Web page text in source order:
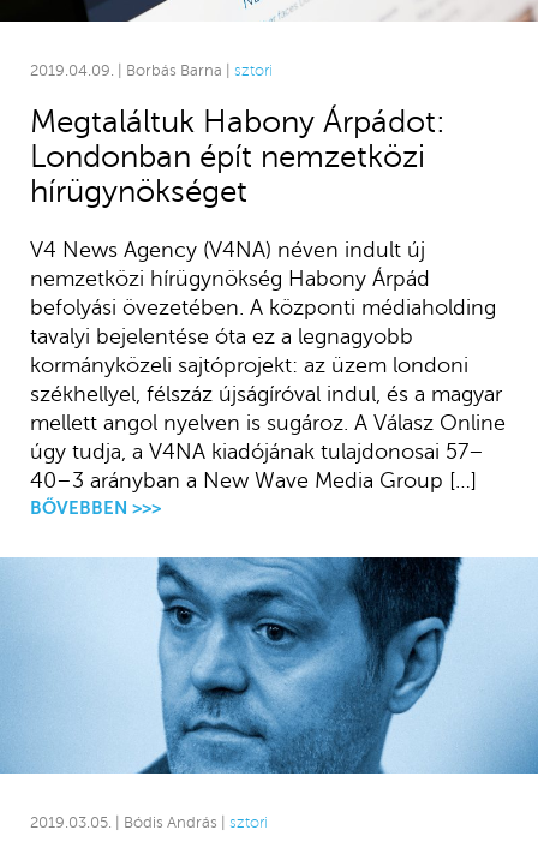
2019.04.09. | Borbás Barna | sztori
Megtaláltuk Habony Árpádot:
Londonban épít nemzetközi
hírügynökséget
V4 News Agency (V4NA) néven indult új
nemzetközi hírügynökség Habony Árpád
befolyási övezetében. A központi médiaholding
tavalyi bejelentése óta ez a legnagyobb
kormányközeli sajtóprojekt: az üzem londoni
székhellyel, félszáz újságíróval indul, és a magyar
mellett angol nyelven is sugároz. A Válasz Online
úgy tudja, a V4NA kiadójának tulajdonosai 57–
40–3 arányban a New Wave Media Group […]
BŐVEBBEN >>>
2019.03.05. | Bódis András | sztori